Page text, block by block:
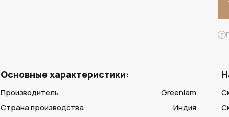
Основные характеристики:
Производитель
Greenlam
Страна производства
Индия